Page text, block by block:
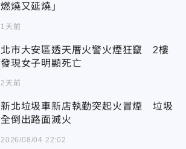
燃燒又延燒」
1天前
北市大安區透天厝火警火煙狂竄 2樓
發現女子明顯死亡
2天前
新北垃圾車新店執勤突起火冒煙 垃圾
全倒出路面滅火
2026/08/04 22:02